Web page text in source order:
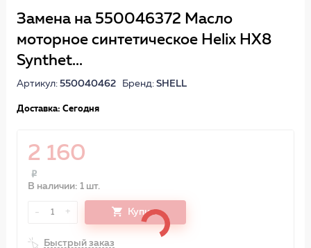
Замена на 550046372 Масло
моторное синтетическое Helix HX8
Synthet...
Артикул: 550040462Бренд: SHELL
Доставка: Сегодня
2 160
В наличии: 1 шт.
- 1 + Купить
Быстрый заказ